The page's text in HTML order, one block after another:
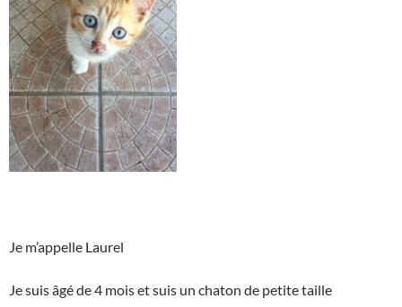
Je m’appelle Laurel
Je suis âgé de 4 mois et suis un chaton de petite taille